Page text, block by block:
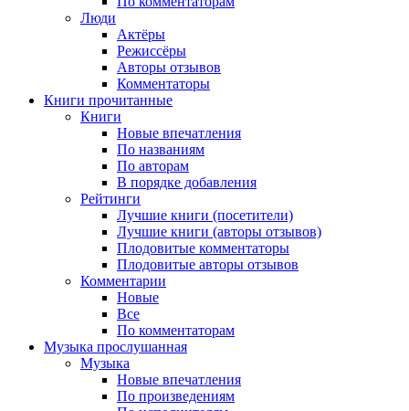
Люди
Актёры
Режиссёры
Авторы отзывов
Комментаторы
Книги прочитанные
Книги
Новые впечатления
По названиям
По авторам
В порядке добавления
Рейтинги
Лучшие книги (посетители)
Лучшие книги (авторы отзывов)
Плодовитые комментаторы
Плодовитые авторы отзывов
Комментарии
Новые
Все
По комментаторам
Музыка прослушанная
Музыка
Новые впечатления
По произведениям